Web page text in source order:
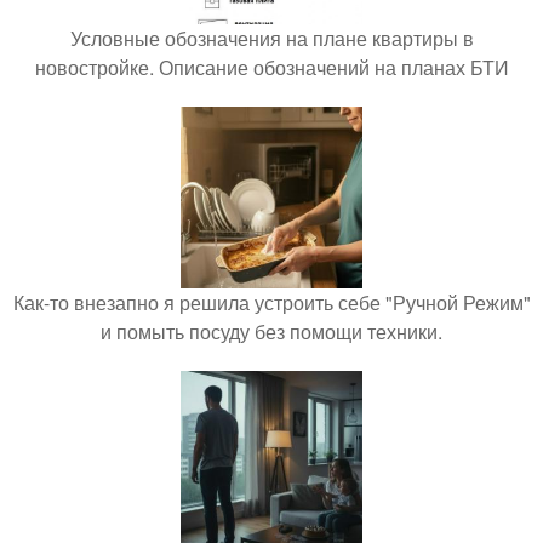
Условные обозначения на плане квартиры в
новостройке. Описание обозначений на планах БТИ
Как-то внезапно я решила устроить себе "Ручной Режим"
и помыть посуду без помощи техники.